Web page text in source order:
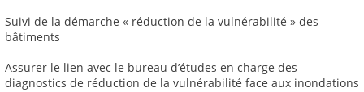
Suivi de la démarche « réduction de la vulnérabilité » des
bâtiments
Assurer le lien avec le bureau d’études en charge des
diagnostics de réduction de la vulnérabilité face aux inondations